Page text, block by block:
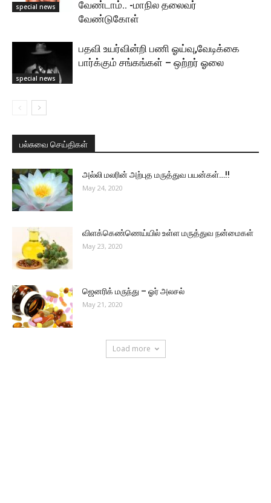
special news
வேண்டாம்.. -மாநில தலைவர்
வேண்டுகோள்
special news
பதவி உயர்வின்றி பணி ஓய்வு,வேடிக்கை
பார்க்கும் சங்கங்கள் – ஒற்றர் ஓலை
பல்சுவை செய்திகள்
அல்லி மலரின் அற்புத மருத்துவ பயன்கள்…!!
May 24, 2020
விளக்கெண்ணெய்யில் உள்ள மருத்துவ நன்மைகள்
May 23, 2020
ஜெனரிக் மருந்து – ஓர் அலசல்
May 21, 2020
Load more